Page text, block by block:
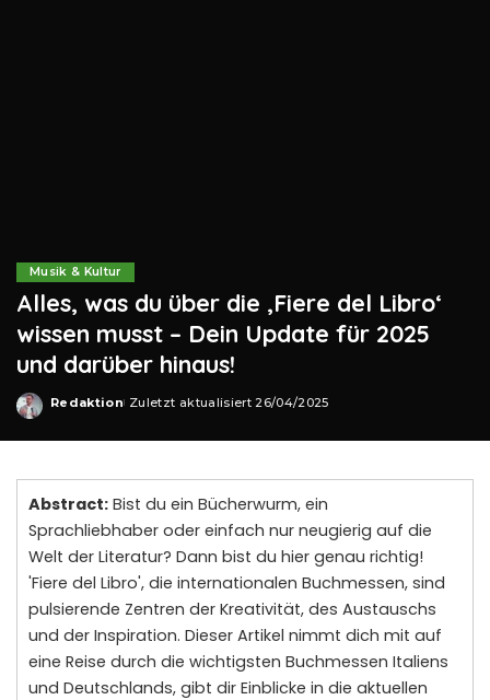
Musik & Kultur
Alles, was du über die ‚Fiere del Libro‘
wissen musst – Dein Update für 2025
und darüber hinaus!
Posted
Redaktion Zuletzt aktualisiert 26/04/2025
Abstract: Bist du ein Bücherwurm, ein
Sprachliebhaber oder einfach nur neugierig auf die
Welt der Literatur? Dann bist du hier genau richtig!
'Fiere del Libro', die internationalen Buchmessen, sind
pulsierende Zentren der Kreativität, des Austauschs
und der Inspiration. Dieser Artikel nimmt dich mit auf
eine Reise durch die wichtigsten Buchmessen Italiens
und Deutschlands, gibt dir Einblicke in die aktuellen